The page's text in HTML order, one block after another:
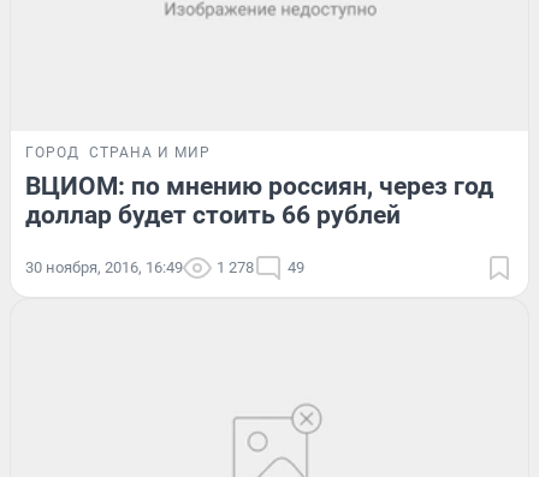
ГОРОД СТРАНА И МИР
ВЦИОМ: по мнению россиян, через год
доллар будет стоить 66 рублей
30 ноября, 2016, 16:49 1 278 49